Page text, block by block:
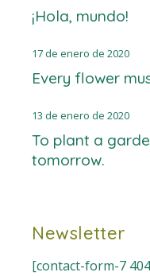
¡Hola, mundo!
Every flower
17 de enero de 2020
To plant a
tomorrow.
13 de enero de 2020
Newsletter
[contact-form-7